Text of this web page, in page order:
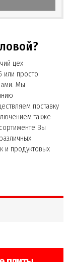
цех
или просто
Мы
поставку
также
Вы
и продуктовых